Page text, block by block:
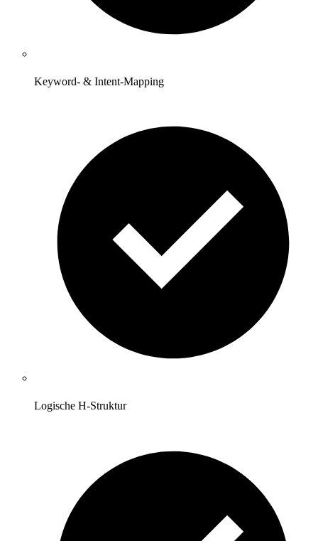
Keyword- & Intent-Mapping
Logische H-Struktur